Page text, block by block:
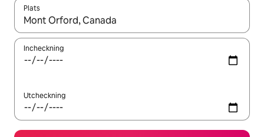
Plats
När resultaten är tillgängliga kan du navigera med upp- och
Incheckning
Utcheckning